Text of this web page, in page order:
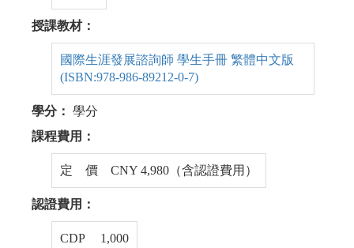
授課教材：
國際生涯發展諮詢師 學生手冊 繁體中文版
(ISBN:978-986-89212-0-7)
學分： 學分
課程費用：
定 價 CNY 4,980（含認證費用）
認證費用：
CDP 1,000